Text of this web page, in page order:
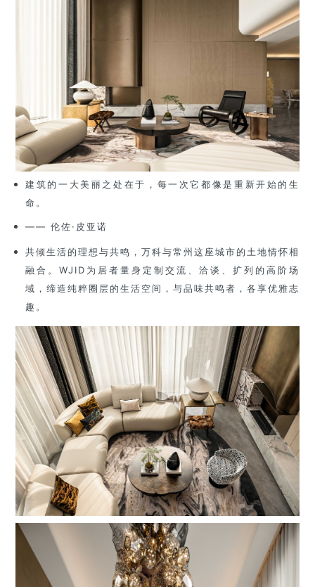
建筑的一大美丽之处在于，每一次它都像是重新开始的生
命。
—— 伦佐·皮亚诺
共倾生活的理想与共鸣，万科与常州这座城市的土地情怀相
融合。WJID为居者量身定制交流、洽谈、扩列的高阶场
域，缔造纯粹圈层的生活空间，与品味共鸣者，各享优雅志
趣。